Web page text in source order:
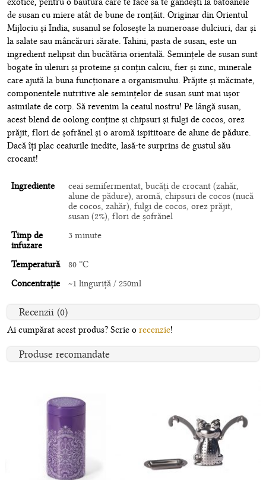
de susan cu miere atât de bune de ronțăit. Originar din Orientul
Mijlociu și India, susanul se folosește la numeroase dulciuri, dar și
la salate sau mâncăruri sărate. Tahini, pasta de susan, este un
ingredient nelipsit din bucătăria orientală. Semințele de susan sunt
bogate în uleiuri și proteine și conțin calciu, fier și zinc, minerale
care ajută la buna funcționare a organismului. Prăjite și măcinate,
componentele nutritive ale semințelor de susan sunt mai ușor
asimilate de corp. Să revenim la ceaiul nostru! Pe lângă susan,
acest blend de oolong conține și chipsuri și fulgi de cocos, orez
prăjit, flori de șofrănel și o aromă ispititoare de alune de pădure.
Dacă îți plac ceaiurile inedite, lasă-te surprins de gustul său
crocant!
Ingrediente
ceai semifermentat, bucăți de crocant (zahăr,
alune de pădure), aromă, chipsuri de cocos (nucă
de cocos, zahăr), fulgi de cocos, orez prăjit,
susan (2%), flori de șofrănel
Timp de
infuzare
3 minute
Temperatură
80 °C
Concentrație
~1 linguriță / 250ml
Recenzii (0)
Ai cumpărat acest produs? Scrie o recenzie!
Produse recomandate